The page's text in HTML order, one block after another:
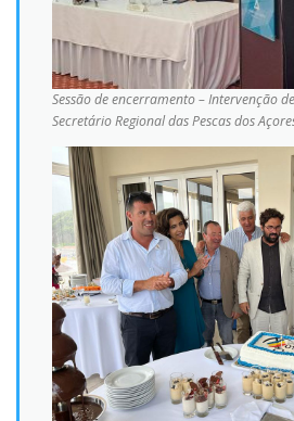
Sessão de encerramento – Intervenção
Secretário Regional das Pescas dos